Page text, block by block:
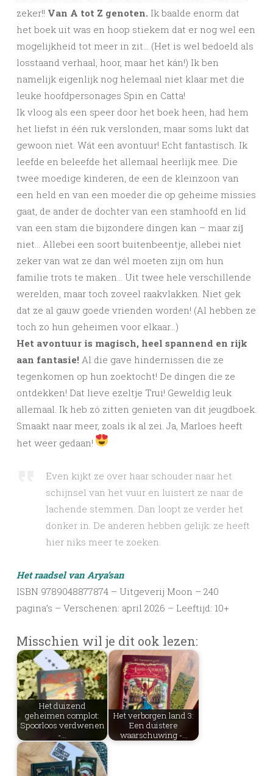
zeker!! Van A tot Z genoten. Ik baalde enorm dat
het boek uit was en hoop stiekem dat er nog wel een
mogelijkheid tot meer in zit… (Het is wel bedoeld als
losstaand verhaal, hoor, maar het kán!) Ik ben
namelijk eigenlijk nog helemaal niet klaar met die
leuke hoofdpersonages Spin en Catta!
Ik vloog als een speer door het boek heen, had hem
het liefst in één ruk verslonden, maar soms lukt dat
gewoon niet. Wát een avontuur! Echt fantastisch. Ik
leefde en beleefde het allemaal heerlijk mee. Die
twee moedige kinderen, de een de kleinzoon van
een held en van een moeder die op geheime missies
gaat, de ander de dochter van een stamhoofd en lid
van een stam die bijzondere dingen kan – maar zíj́
niet… Allebei een soort buitenbeentje, allebei niet
zeker van wat ze dan wél moeten zijn om hun
familie trots te maken… Uit twee hele verschillende
werelden, maar toch zoveel raakvlakken. Niet gek
dat ze al gauw goede vrienden worden! (Al hebben ze
toch zo hun geheimen voor elkaar…)
Het avontuur is magisch, heel spannend en rijk
aan fantasie! Al die gave hindernissen die ze
tegenkomen op hun zoektocht! De dingen die ze
ontdekken! Dat lieve ezeltje Trui! Geweldig leuk
allemaal. Ik heb zó zitten genieten van dit jeugdboek.
Smaakt naar meer, zoals ik al zei. Ja, Marloes heeft
het weer gedaan!
Even kijkt ze over haar schouder naar het
schijnsel van het vuur en luistert ze naar de
lachende stemmen. Dan loopt ze verder het
donker in. De anderen hebben gelijk: ze heeft
hier niks meer te zoeken.
Het raadsel van Arya’san
ISBN 9789048877874 – Uitgeverij Moon – 240
pagina’s – Verschenen: april 2026 – Leeftijd: 10+
Misschien wil je dit ook lezen:
Het duizend
geheimen complot:
Spoorloos verdwenen
-…
Het verborgen land 3:
Een duistere
waarschuwing -…